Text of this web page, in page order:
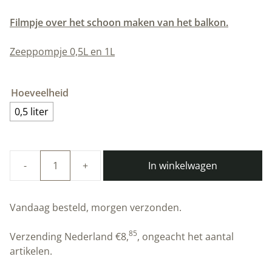
Filmpje over het schoon maken van het balkon.
Zeeppompje 0,5L en 1L
Hoeveelheid
0,5 liter
|
Lemon/Ginger
|
In winkelwagen
Vandaag besteld, morgen verzonden.
Verzending Nederland €8,85, ongeacht het aantal
artikelen.